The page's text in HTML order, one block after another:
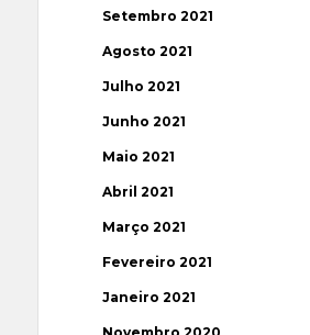
Setembro 2021
Agosto 2021
Julho 2021
Junho 2021
Maio 2021
Abril 2021
Março 2021
Fevereiro 2021
Janeiro 2021